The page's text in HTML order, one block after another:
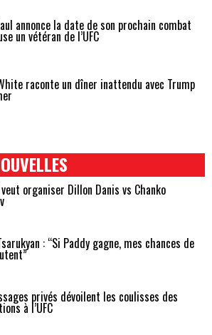
annonce la date de son prochain combat
un vétéran de l’UFC
raconte un dîner inattendu avec Trump
veut organiser Dillon Danis vs Chanko
: “Si Paddy gagne, mes chances de
privés dévoilent les coulisses des
à l’UFC